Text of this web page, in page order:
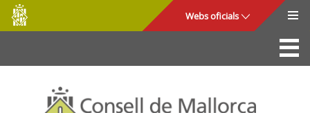
Salta al contingut principal
Consell
de
Mallorca
Webs oficials
La Seu
Consell de Mallorca